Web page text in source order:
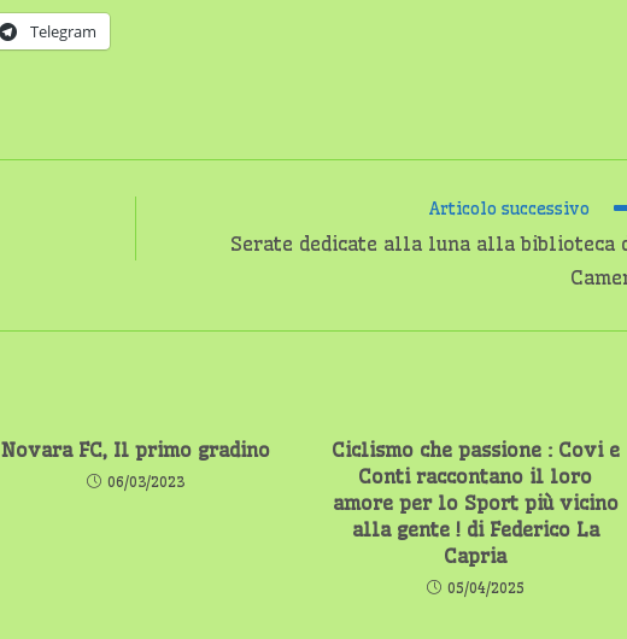
Telegram
Articolo successivo
Serate dedicate alla luna alla biblioteca
Novara FC, Il primo gradino
06/03/2023
Ciclismo che passione : Covi e
Conti raccontano il loro
amore per lo Sport più vicino
alla gente ! di Federico La
Capria
05/04/2025